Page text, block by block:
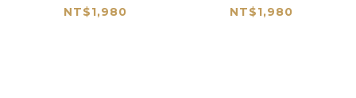
羅領帶/BoloTie/美式
NT$1,980
羅領帶/BoloTie/美式
NT$1,980